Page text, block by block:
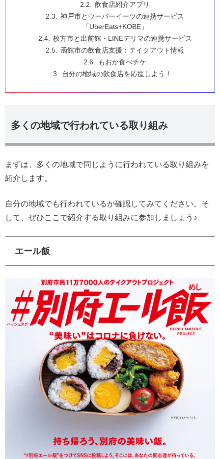
飲食店紹介アプリ
神戸市とウーバーイーツの連携サービス
「UberEats+KOBE」
枚方市と出前館・LINEデリマの連携サービス
函館市の飲食店支援：テイクアウト情報
もおか食べチケ
自分の地域の飲食店を応援しよう！
多くの地域で行われている取り組み
まずは、多くの地域で同じように行われている取り組みを
紹介します。
自分の地域でも行われているか確認してみてください。そ
して、ぜひここで紹介する取り組みに参加しましょう♪
エール飯